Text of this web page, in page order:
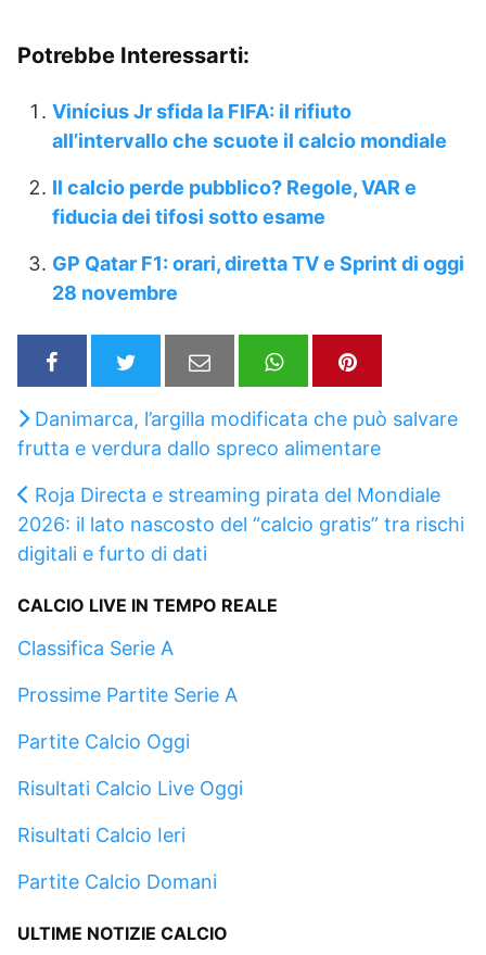
Potrebbe Interessarti:
Vinícius Jr sfida la FIFA: il rifiuto
all’intervallo che scuote il calcio mondiale
Il calcio perde pubblico? Regole, VAR e
fiducia dei tifosi sotto esame
GP Qatar F1: orari, diretta TV e Sprint di oggi
28 novembre
Danimarca, l’argilla modificata che può salvare
frutta e verdura dallo spreco alimentare
Roja Directa e streaming pirata del Mondiale
2026: il lato nascosto del “calcio gratis” tra rischi
digitali e furto di dati
CALCIO LIVE IN TEMPO REALE
Classifica Serie A
Prossime Partite Serie A
Partite Calcio Oggi
Risultati Calcio Live Oggi
Risultati Calcio Ieri
Partite Calcio Domani
ULTIME NOTIZIE CALCIO